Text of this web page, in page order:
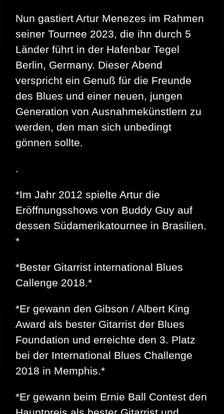
Nun gastiert Artur Menezes im Rahmen
seiner Tournee 2023, die ihn durch 5
Länder führt in der Hafenbar Tegel
Berlin, Germany. Dieser Abend
verspricht ein Genuß für die Freunde
des Blues und einer neuen, jungen
Generation von Ausnahmekünstlern zu
werden, den man sich unbedingt
gönnen sollte.
.
*Im Jahr 2012 spielte Artur die
Eröffnungsshows von Buddy Guy auf
dessen Südamerikatournee in Brasilien.
*
*Bester Gitarrist international Blues
Callenge 2018.*
*Er gewann den Gibson / Albert King
Award als bester Gitarrist der Blues
Foundation und erreichte den 3. Platz
bei der International Blues Challenge
2018 in Memphis.*
*Er gewann beim Ernie Ball Contest den